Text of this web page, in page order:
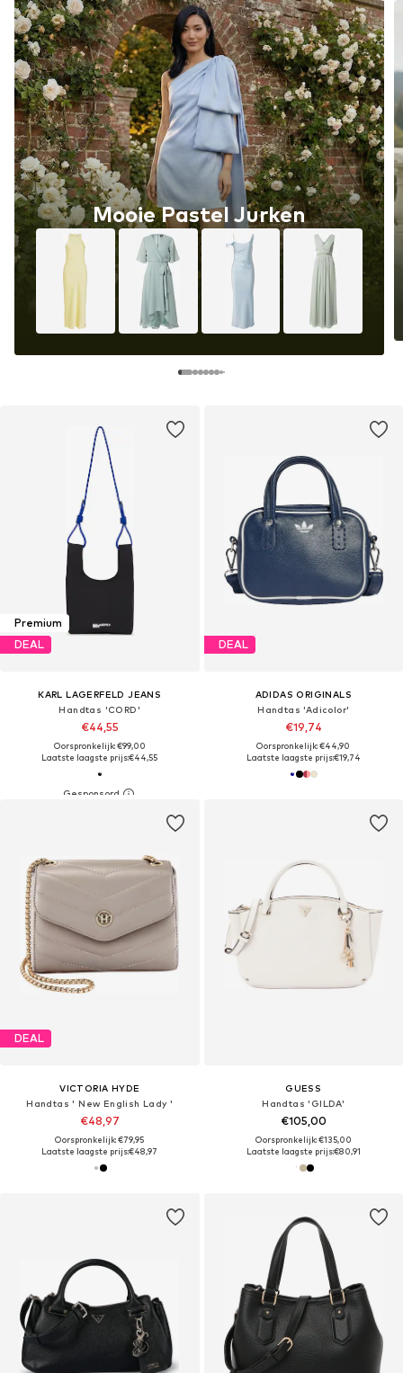
Mooie Pastel Jurken
Premium
DEAL
KARL LAGERFELD JEANS
Handtas 'CORD'
€44,55
Oorspronkelijk: €99,00
Laatste laagste prijs:€44,55
DEAL
ADIDAS ORIGINALS
Handtas 'Adicolor'
€19,74
Oorspronkelijk: €44,90
Laatste laagste prijs:€19,74
DEAL
VICTORIA HYDE
Handtas ' New English Lady '
€48,97
Oorspronkelijk: €79,95
Laatste laagste prijs:€48,97
GUESS
Handtas 'GILDA'
€105,00
Oorspronkelijk: €135,00
Laatste laagste prijs:€80,91